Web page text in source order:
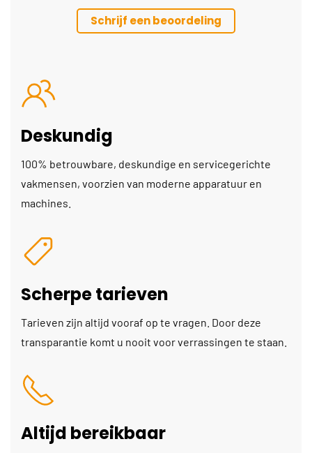
Schrijf een beoordeling
Deskundig
100% betrouwbare, deskundige en servicegerichte
vakmensen, voorzien van moderne apparatuur en
machines.
Scherpe tarieven
Tarieven zijn altijd vooraf op te vragen. Door deze
transparantie komt u nooit voor verrassingen te staan.
Altijd bereikbaar